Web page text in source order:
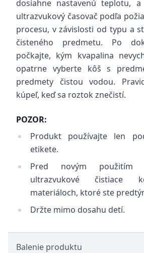
dosiahne nastavenú teplotu,
ultrazvukový časovač podľa
procesu, v závislosti od typu a
čisteného predmetu. Po
počkajte, kým kvapalina
opatrne vyberte kôš s
predmety čistou vodou.
kúpeľ, keď sa roztok znečistí.
POZOR:
Produkt používajte len
etikete.
Pred novým použitím
ultrazvukové čistiace
materiáloch, ktoré ste
Držte mimo dosahu detí.
Balenie produktu